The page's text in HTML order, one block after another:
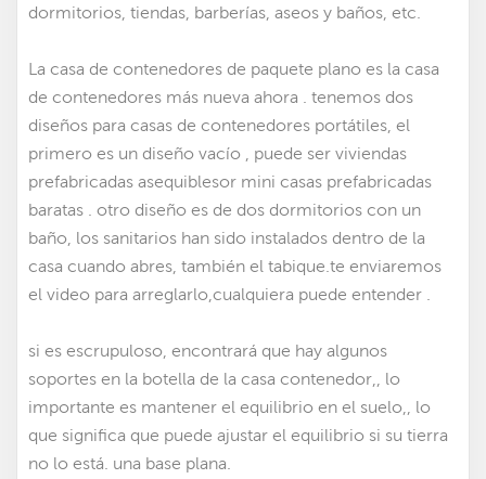
dormitorios, tiendas, barberías, aseos y baños, etc.
La casa de contenedores de paquete plano es la casa
de contenedores más nueva ahora . tenemos dos
diseños para casas de contenedores portátiles el
primero es un diseño vacío , puede ser viviendas
prefabricadas asequiblesor mini casas prefabricadas
baratas . otro diseño es de dos dormitorios con un
baño, los sanitarios han sido instalados dentro de la
casa cuando abres, también el tabique.te enviaremos
el video para arreglarlo,cualquiera puede entender .
si es escrupuloso, encontrará que hay algunos
soportes en la botella de la casa contenedor,, lo
importante es mantener el equilibrio en el suelo,, lo
que significa que puede ajustar el equilibrio si su tierra
no lo está. una base plana.